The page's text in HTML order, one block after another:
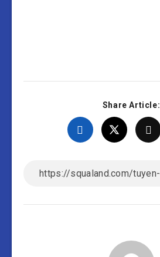
Share Article: